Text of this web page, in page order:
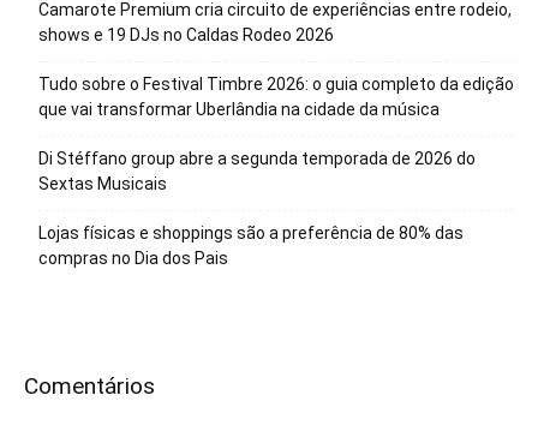
Camarote Premium cria circuito de experiências entre rodeio,
shows e 19 DJs no Caldas Rodeo 2026
Tudo sobre o Festival Timbre 2026: o guia completo da edição
que vai transformar Uberlândia na cidade da música
Di Stéffano group abre a segunda temporada de 2026 do
Sextas Musicais
Lojas físicas e shoppings são a preferência de 80% das
compras no Dia dos Pais
Comentários